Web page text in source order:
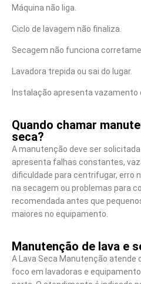
Máquina não liga.
Ciclo de lavagem não finaliza.
Secagem não funciona
Lavadora trepida ou sai do lugar.
Instalação apresenta vazamento
Quando chamar
seca?
A manutenção deve ser
apresenta falhas constantes,
dificuldade para centrifugar, erro
na secagem ou problemas para
recomendada antes que
maiores no equipamento.
Manutenção de lava e
A Lava Seca Manutenção atende
foco em lavadoras e